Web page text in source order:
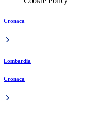
Cronaca
Lombardia
Cronaca